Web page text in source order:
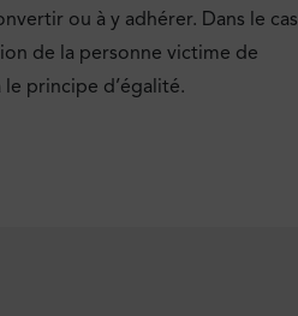
ou à y adhérer. Dans le cas
de la personne victime de
principe d’égalité.